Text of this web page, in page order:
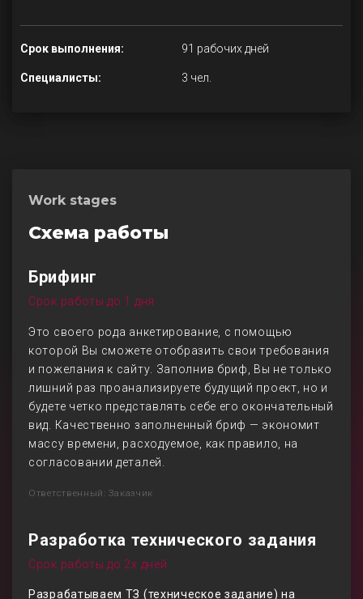
Срок выполнения: 91 рабочих дней
Специалисты: 3 чел.
Work stages
Схема работы
Брифинг
Срок работы до 1 дня
Это своего рода анкетирование, с помощью
которой Вы сможете отобразить свои требования
и пожелания к сайту. Заполнив бриф, Вы не только
лишний раз проанализируете будущий проект, но и
будете четко представлять себе его окончательный
вид. Качественно заполненный бриф — экономит
массу времени, расходуемое, как правило, на
согласовании деталей.
Ответственный: Заказчик
Разработка технического задания
Срок работы до 2х дней
Разрабатываем ТЗ (техническое задание) на